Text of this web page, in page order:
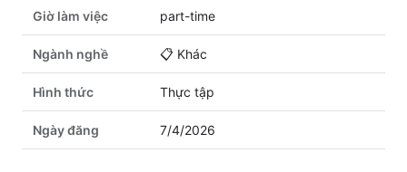
Giờ làm việc part-time
Ngành nghề 📋 Khác
Hình thức Thực tập
Ngày đăng 7/4/2026